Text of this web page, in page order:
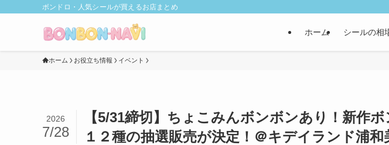
ボンドロ・人気シールが買えるお店まとめ
ホーム シールの相
ホーム お役立ち情報 イベント
【5/31締切】ちょこみんボンボンあり！新作
１２種の抽選販売が決定！＠キデイランド浦和
2026
7/28